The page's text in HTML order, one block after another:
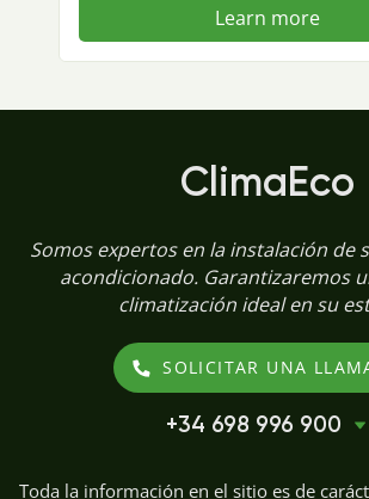
Learn more
ClimaEco
Somos expertos en la instalación de
acondicionado. Garantizaremos
climatización ideal en su
SOLICITAR UNA
+34 698 996 900
Toda la información en el sitio es de